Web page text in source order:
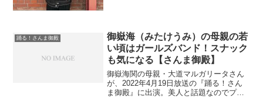
踊る！さんま御殿
御嶽海（みたけうみ）の母親の若
い頃はガールズバンド！スナック
も気になる【さんま御殿】
御嶽海関の母親・大道マルガリータさん
が、2022年4月19日放送の『踊る！さん
ま御殿』に出演。美人と話題なのでプロ